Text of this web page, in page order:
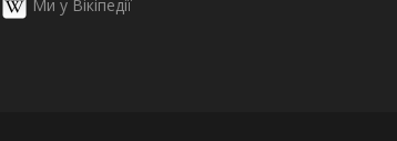
Ми у Вікіпедії